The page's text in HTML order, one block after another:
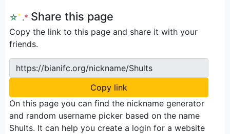
☆ﾟ .* Share this page
Copy the link to this page and share it with your
friends.
https://bianifc.org/nickname/Shults
Copy link
On this page you can find the nickname generator
and random username picker based on the name
Shults. It can help you create a login for a website